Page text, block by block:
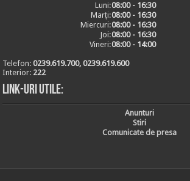
Luni:08:00 - 16:30
Marți:08:00 - 16:30
Miercuri:08:00 - 16:30
Joi:08:00 - 16:30
Vineri:08:00 - 14:00
Telefon:0239.619.700, 0239.619.600
Interior: 222
Link-uri utile:
Anunturi
Stiri
Comunicate de presa